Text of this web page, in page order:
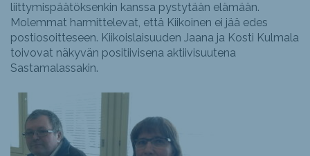
liittymispäätöksenkin kanssa pystytään elämään.
Molemmat harmittelevat, että Kiikoinen ei jää edes
postiosoitteseen. Kiikoislaisuuden Jaana ja Kosti Kulmala
toivovat näkyvän positiivisena aktiivisuutena
Sastamalassakin.